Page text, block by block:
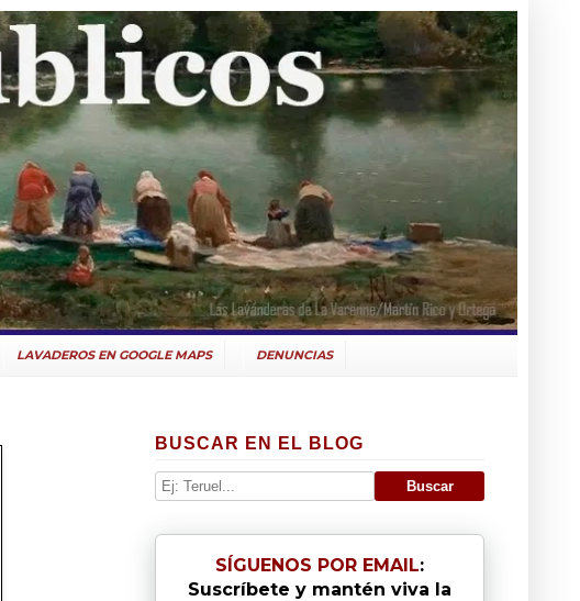
LAVADEROS EN GOOGLE MAPS DENUNCIAS
BUSCAR EN EL BLOG
SÍGUENOS POR EMAIL:
Suscríbete y mantén viva la